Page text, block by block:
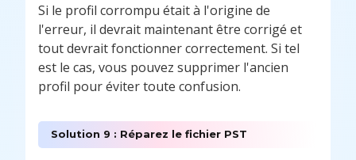
Si le profil corrompu était à l'origine de
l'erreur, il devrait maintenant être corrigé et
tout devrait fonctionner correctement. Si tel
est le cas, vous pouvez supprimer l'ancien
profil pour éviter toute confusion.
Solution 9 : Réparez le fichier PST